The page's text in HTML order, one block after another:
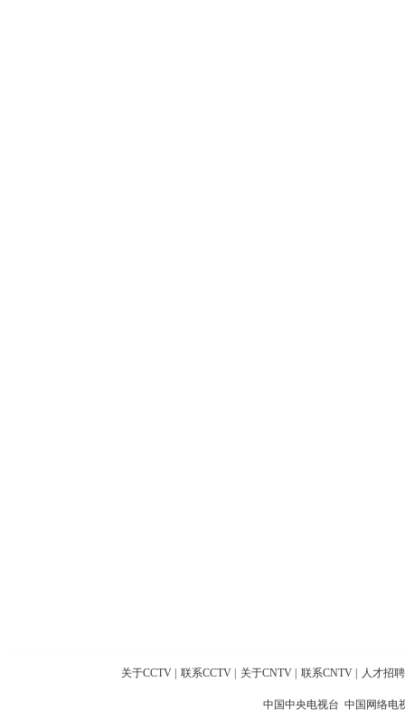
关于CCTV 联系CCTV 关于CNTV 联系CNTV 人才招聘
中国中央电视台 中国网络电